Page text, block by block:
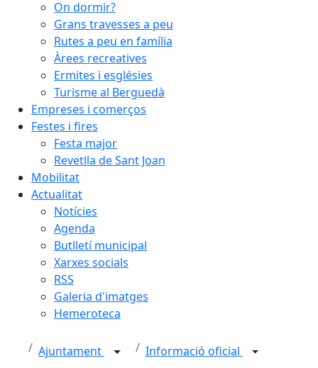
On dormir?
Grans travesses a peu
Rutes a peu en família
Àrees recreatives
Ermites i esglésies
Turisme al Berguedà
Empreses i comerços
Festes i fires
Festa major
Revetlla de Sant Joan
Mobilitat
Actualitat
Notícies
Agenda
Butlletí municipal
Xarxes socials
RSS
Galeria d'imatges
Hemeroteca
Ajuntament
Informació oficial